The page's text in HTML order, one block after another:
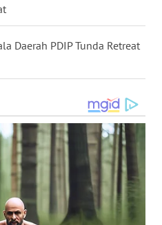
Daerah PDIP Tunda Retreat